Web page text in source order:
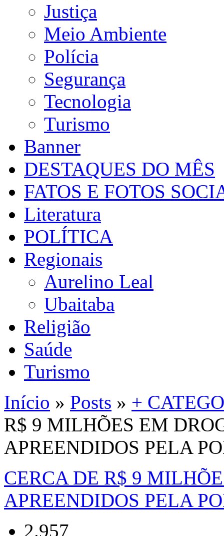
Justiça
Meio Ambiente
Polícia
Segurança
Tecnologia
Turismo
Banner
DESTAQUES DO MÊS
FATOS E FOTOS
Literatura
POLÍTICA
Regionais
Aurelino Leal
Ubaitaba
Religião
Saúde
Turismo
Início » Posts » +
R$ 9 MILHÕES EM
APREENDIDOS PELA
CERCA DE R$ 9
APREENDIDOS PELA
2.957